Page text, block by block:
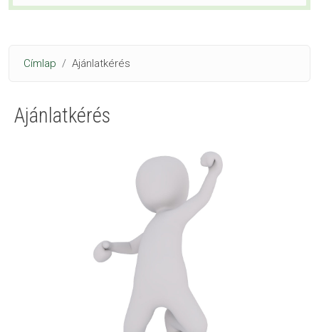
Morzsa
Címlap Ajánlatkérés
Ajánlatkérés